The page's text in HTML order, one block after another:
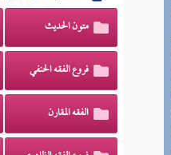
متون الحديث
فروع الفقه الحنفي
الفقه المقارن